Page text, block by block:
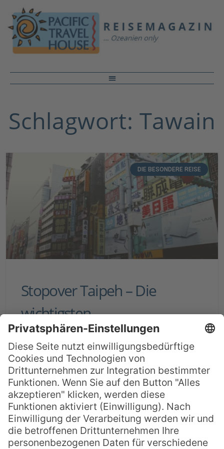
Schlagwort: Tawain
DIE BESONDERE REISE
Stopover Taipeh – Die
wichtigsten
Sehenswürdigkeiten in 2
Tagen
Die taiwanesische Stadt Taipeh zählt nicht
unbedingt zu den gängigsten Stop-Over-
Destinationen, doch gerade asiatische
Fluggesellschaften wie China Airlines legen
auf dem Weg von Europa nach Australien,